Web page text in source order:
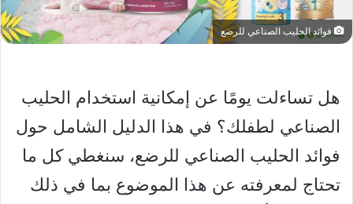
فوائد الحليب الصناعي للرضع
هل تساءلت يومًا عن إمكانية استخدام الحليب
الصناعي لطفلك؟ في هذا الدليل الشامل حول
فوائد الحليب الصناعي للرضع، سنغطي كل ما
تحتاج لمعرفته عن هذا الموضوع بما في ذلك